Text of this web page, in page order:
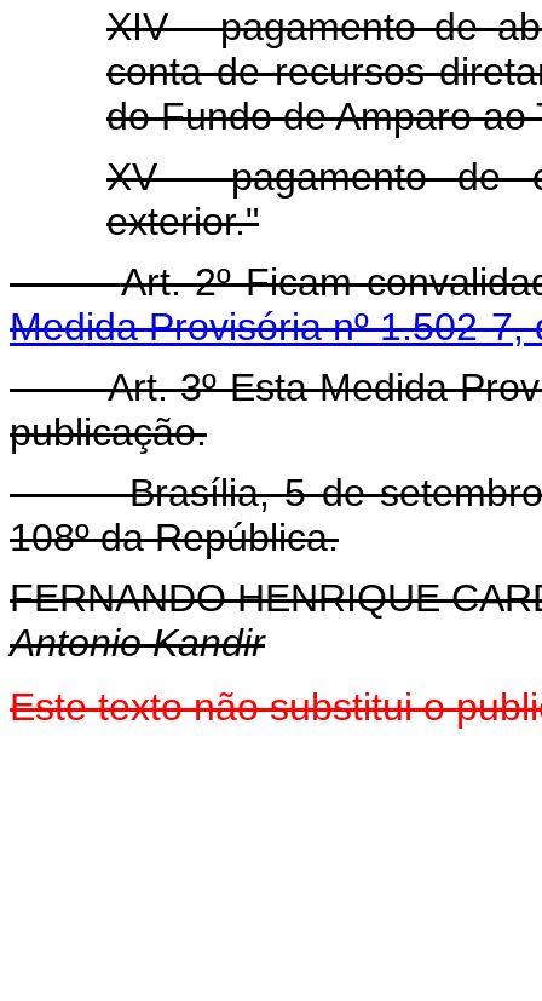
XIV - pagamento de
conta de recursos
do Fundo de Amparo ao
XV - pagamento de
exterior."
Art. 2º Ficam
Medida Provisória nº 1.502-
Art. 3º Esta Medida
publicação.
Brasília, 5 de setembro
108º da República.
FERNANDO HENRIQUE
Antonio Kandir
Este texto não substitui o